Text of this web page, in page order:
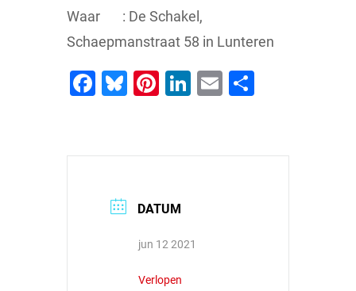
Waar : De Schakel,
Schaepmanstraat 58 in Lunteren
Facebook
Bluesky
Pinterest
LinkedIn
Email
DATUM
jun 12 2021
Verlopen